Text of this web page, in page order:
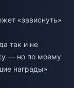
«зависнуть»
так и не
— но по моему
награды»